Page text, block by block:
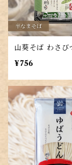
山葵そば わさび
¥756